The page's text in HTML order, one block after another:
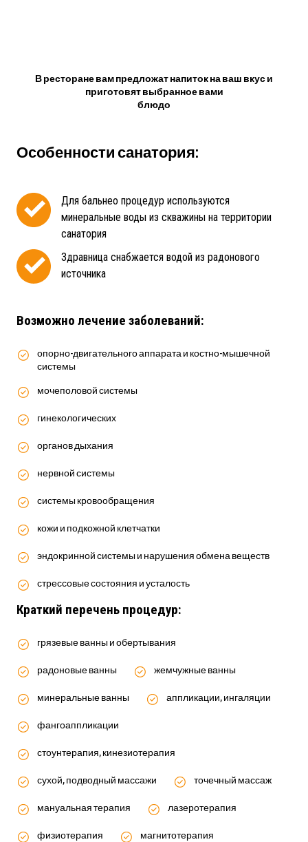
В ресторане вам предложат напиток на ваш вкус и
приготовят выбранное вами
блюдо
Особенности санатория:
Для бальнео процедур используются
минеральные воды из скважины на территории
санатория
Здравница снабжается водой из радонового
источника
Возможно лечение заболеваний:
опорно-двигательного аппарата и костно-мышечной
системы
мочеполовой системы
гинекологических
органов дыхания
нервной системы
системы кровообращения
кожи и подкожной клетчатки
эндокринной системы и нарушения обмена веществ
стрессовые состояния и усталость
Краткий перечень процедур:
грязевые ванны и обертывания
радоновые ванны жемчужные ванны
минеральные ванны аппликации, ингаляции
фангоаппликации
стоунтерапия, кинезиотерапия
сухой, подводный массажи точечный массаж
мануальная терапия лазеротерапия
физиотерапия магнитотерапия